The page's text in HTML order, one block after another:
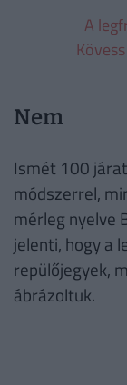
A
Nem
Ismét 100
módszerrel,
mérleg nyelve
jelenti, hogy a
repülőjegyek,
ábrázoltuk.